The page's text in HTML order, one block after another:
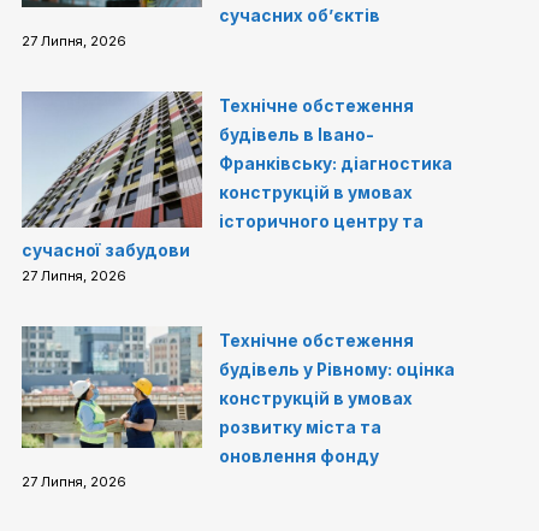
сучасних об’єктів
27 Липня, 2026
Технічне обстеження
будівель в Івано-
Франківську: діагностика
конструкцій в умовах
історичного центру та
сучасної забудови
27 Липня, 2026
Технічне обстеження
будівель у Рівному: оцінка
конструкцій в умовах
розвитку міста та
оновлення фонду
27 Липня, 2026